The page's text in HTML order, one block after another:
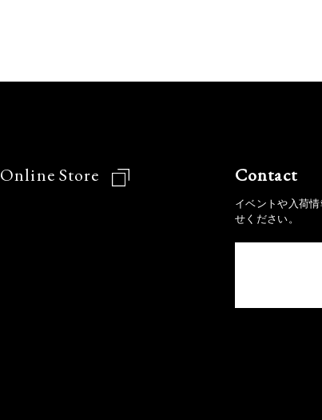
Online Store Contact
イベントや入荷
せください。